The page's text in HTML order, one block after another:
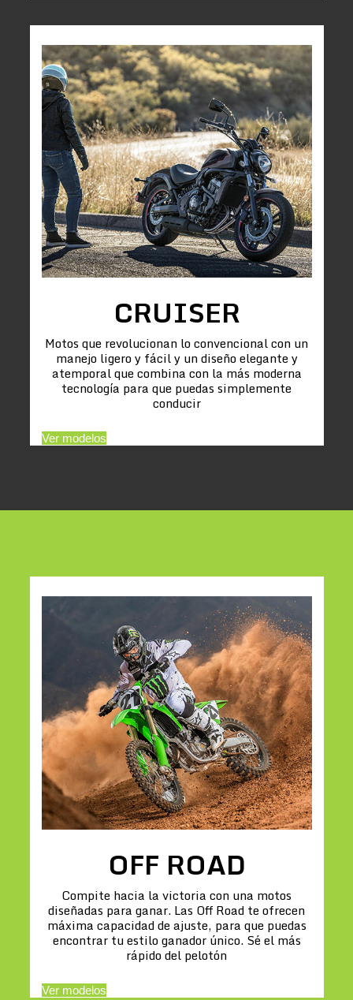
CRUISER
Motos que revolucionan lo convencional con un
manejo ligero y fácil y un diseño elegante y
atemporal que combina con la más moderna
tecnología para que puedas simplemente
conducir
Ver modelos
OFF ROAD
Compite hacia la victoria con una motos
diseñadas para ganar. Las Off Road te ofrecen
máxima capacidad de ajuste, para que puedas
encontrar tu estilo ganador único. Sé el más
rápido del pelotón
Ver modelos